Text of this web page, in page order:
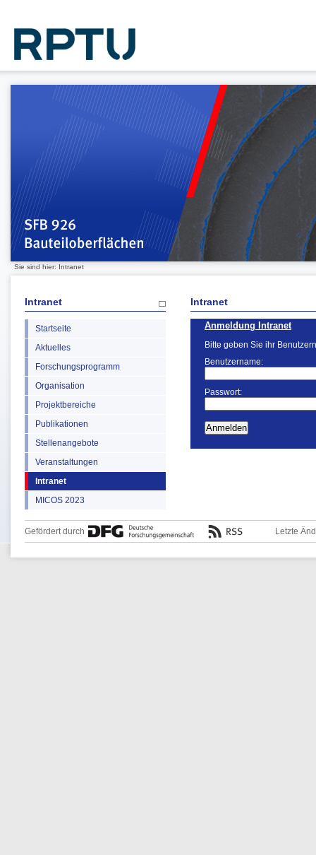
Sie sind hier: Intranet
Intranet
Startseite
Aktuelles
Forschungsprogramm
Organisation
Projektbereiche
Publikationen
Stellenangebote
Veranstaltungen
Intranet
MICOS 2023
Intranet
Anmeldung Intranet
Bitte geben Sie ihr
Benutzername:
Passwort:
Gefördert durch Letzte